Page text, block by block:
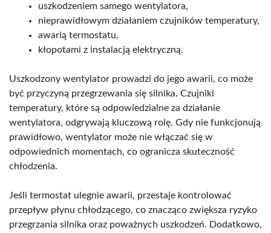
uszkodzeniem samego wentylatora,
nieprawidłowym działaniem czujników temperatury,
awarią termostatu,
kłopotami z instalacją elektryczną.
Uszkodzony wentylator prowadzi do jego awarii, co może
być przyczyną przegrzewania się silnika. Czujniki
temperatury, które są odpowiedzialne za działanie
wentylatora, odgrywają kluczową rolę. Gdy nie funkcjonują
prawidłowo, wentylator może nie włączać się w
odpowiednich momentach, co ogranicza skuteczność
chłodzenia.
Jeśli termostat ulegnie awarii, przestaje kontrolować
przepływ płynu chłodzącego, co znacząco zwiększa ryzyko
przegrzania silnika oraz poważnych uszkodzeń. Dodatkowo,